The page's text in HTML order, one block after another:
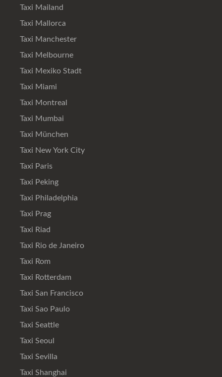
Taxi Mailand
Taxi Mallorca
Taxi Manchester
Taxi Melbourne
Taxi Mexiko Stadt
Taxi Miami
Taxi Montreal
Taxi Mumbai
Taxi München
Taxi New York City
Taxi Paris
Taxi Peking
Taxi Philadelphia
Taxi Prag
Taxi Riad
Taxi Rio de Janeiro
Taxi Rom
Taxi Rotterdam
Taxi San Francisco
Taxi Sao Paulo
Taxi Seattle
Taxi Seoul
Taxi Sevilla
Taxi Shanghai